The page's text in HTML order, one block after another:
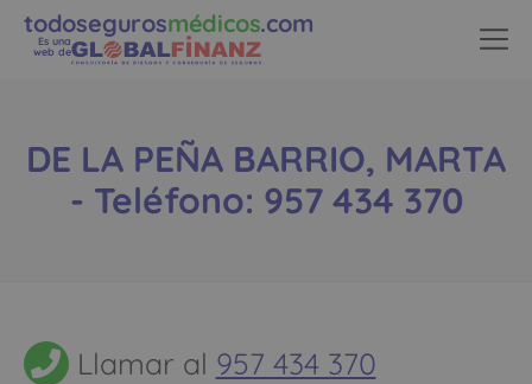
todosegurosmédicos.com
Es una
web de
DE LA PEÑA BARRIO, MARTA
- Teléfono: 957 434 370
Llamar al 957 434 370